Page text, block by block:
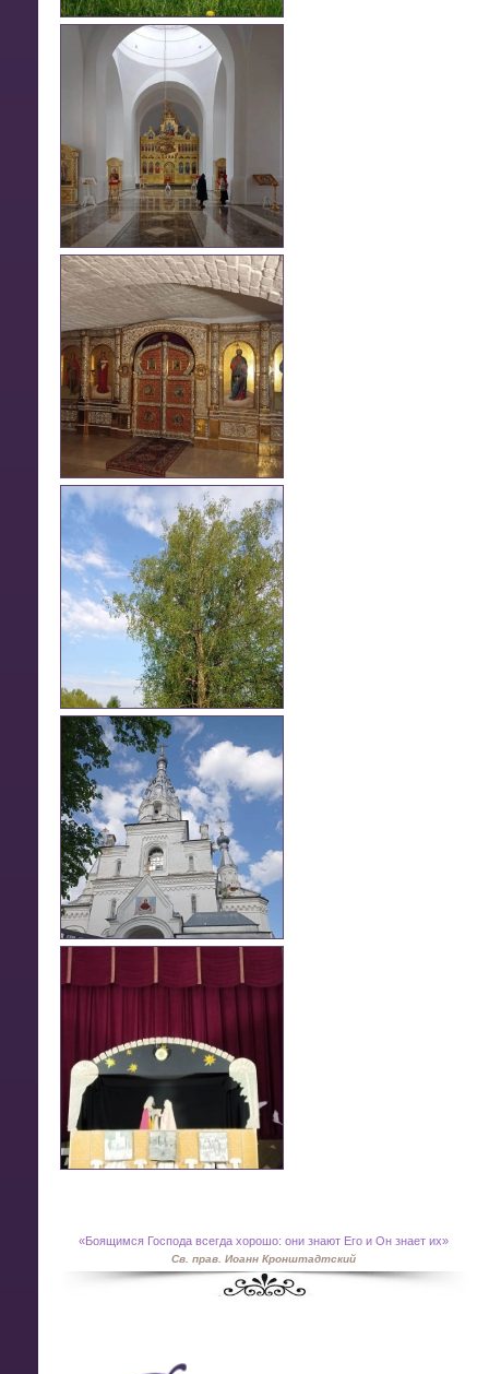
«Боящимся Господа всегда хорошо: они знают Его и Он знает их»
Св. прав. Иоанн Кронштадтский